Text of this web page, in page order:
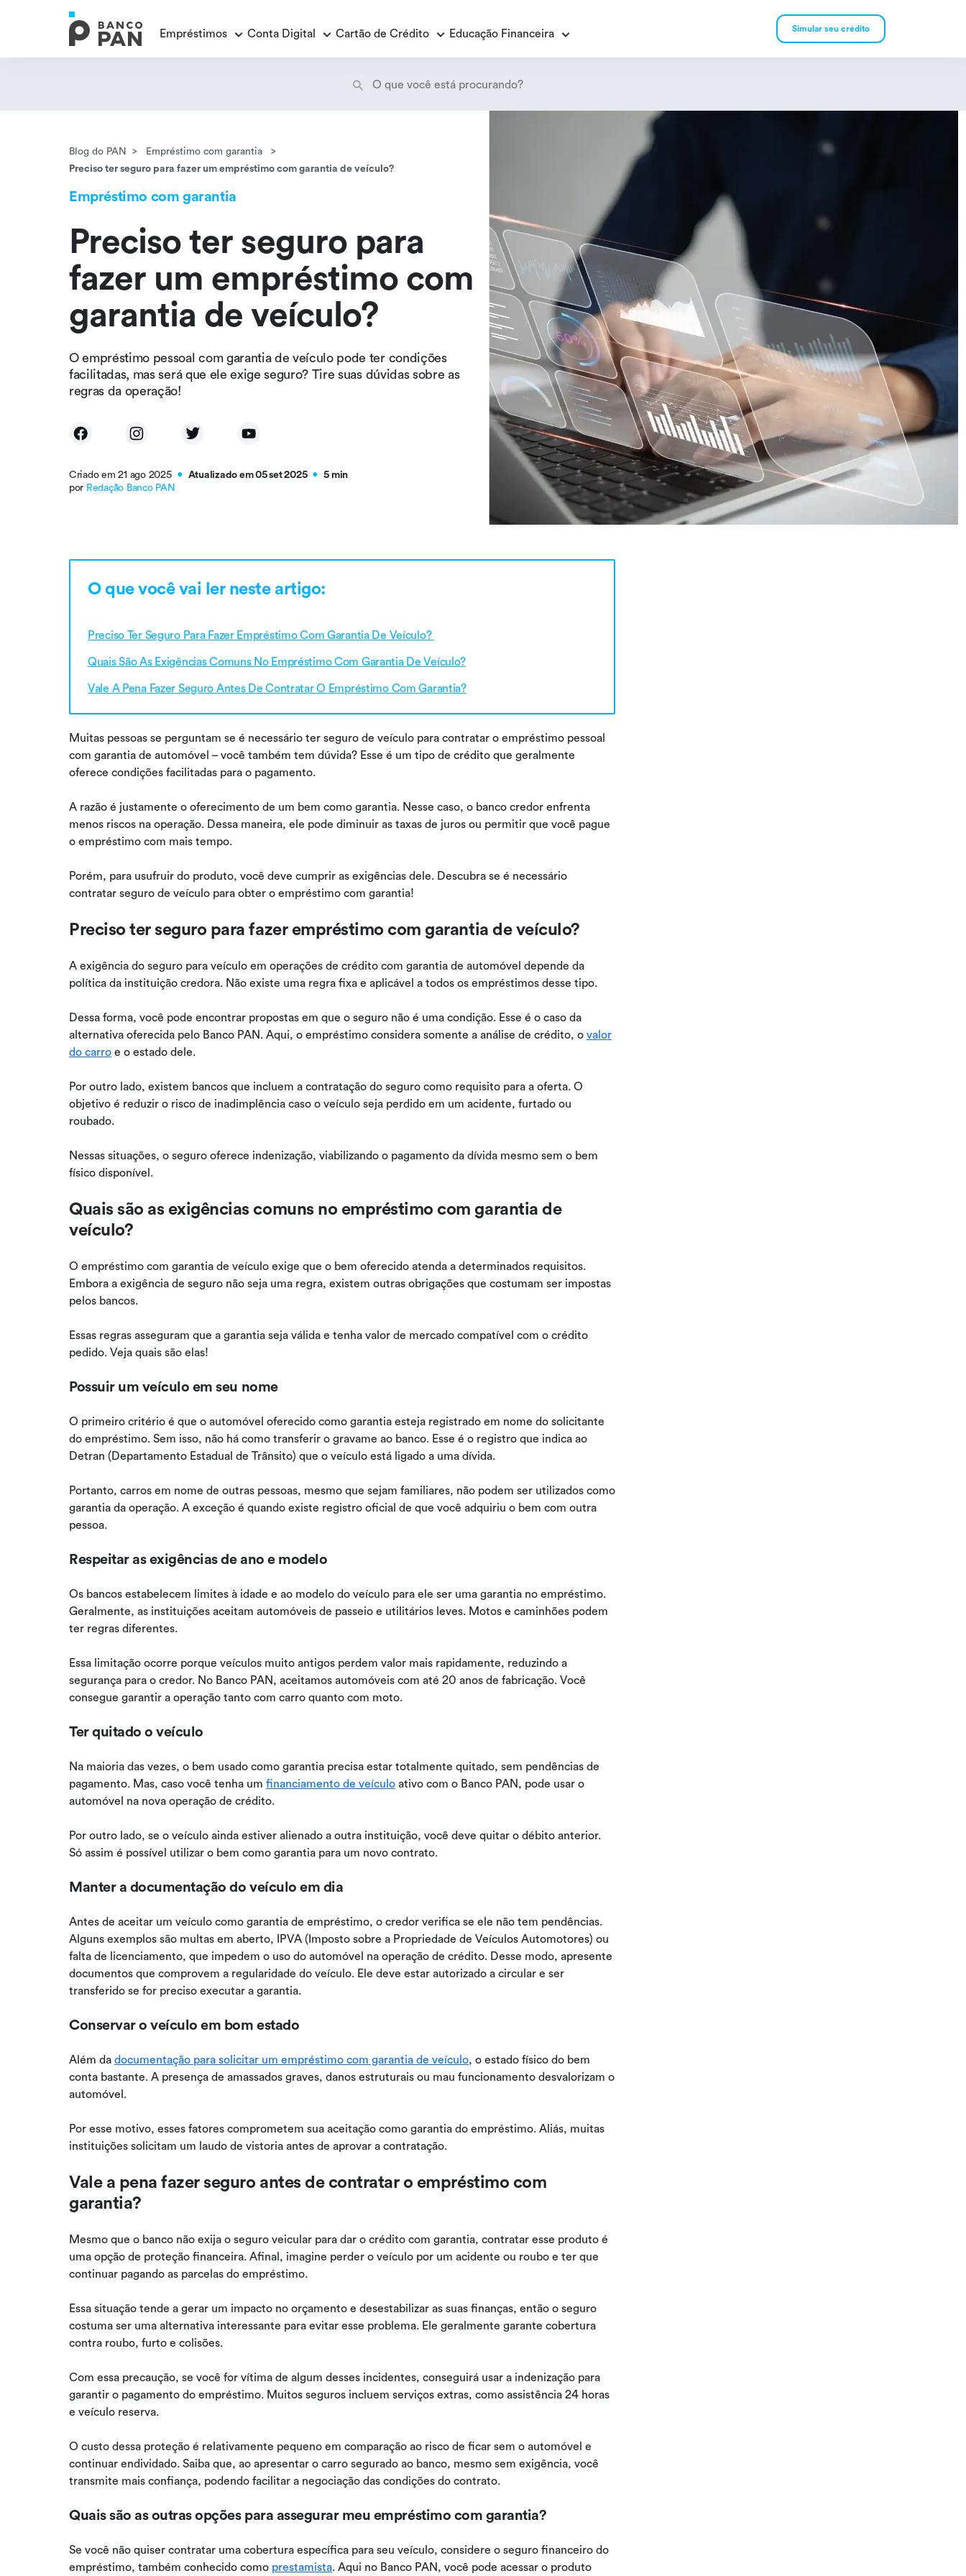
Empréstimos
Empréstimo Consignado
Empréstimo com Garantia Empréstimo Consignado Loas
Empréstimo Consignado
Privado
Conta Digital Cartão de Crédito Educação Financeira Simular seu crédito
Encontramosresultados
Blog do PAN
Empréstimo com garantia
Preciso ter seguro para fazer um empréstimo com garantia de veículo?
Empréstimo com garantia
Preciso ter seguro para
fazer um empréstimo com
garantia de veículo?
O empréstimo pessoal com garantia de veículo pode ter condições
facilitadas, mas será que ele exige seguro? Tire suas dúvidas sobre as
regras da operação!
Criado em 21 ago 2025 ● Atualizado em 05 set 2025 ●
5 min
por Redação Banco PAN
O que você vai ler neste artigo:
Preciso Ter Seguro Para Fazer Empréstimo Com Garantia De Veículo?
Quais São As Exigências Comuns No Empréstimo Com Garantia De Veículo?
Vale A Pena Fazer Seguro Antes De Contratar O Empréstimo Com Garantia?
Muitas pessoas se perguntam se é necessário ter seguro de veículo para contratar o empréstimo pessoal
com garantia de automóvel – você também tem dúvida? Esse é um tipo de crédito que geralmente
oferece condições facilitadas para o pagamento.
A razão é justamente o oferecimento de um bem como garantia. Nesse caso, o banco credor enfrenta
menos riscos na operação. Dessa maneira, ele pode diminuir as taxas de juros ou permitir que você pague
o empréstimo com mais tempo.
Porém, para usufruir do produto, você deve cumprir as exigências dele. Descubra se é necessário
contratar seguro de veículo para obter o empréstimo com garantia!
Preciso ter seguro para fazer empréstimo com garantia de veículo?
A exigência do seguro para veículo em operações de crédito com garantia de automóvel depende da
política da instituição credora. Não existe uma regra fixa e aplicável a todos os empréstimos desse tipo.
Dessa forma, você pode encontrar propostas em que o seguro não é uma condição. Esse é o caso da
alternativa oferecida pelo Banco PAN. Aqui, o empréstimo considera somente a análise de crédito, o valor
do carro e o estado dele.
Por outro lado, existem bancos que incluem a contratação do seguro como requisito para a oferta. O
objetivo é reduzir o risco de inadimplência caso o veículo seja perdido em um acidente, furtado ou
roubado.
Nessas situações, o seguro oferece indenização, viabilizando o pagamento da dívida mesmo sem o bem
físico disponível.
Quais são as exigências comuns no empréstimo com garantia de
veículo?
O empréstimo com garantia de veículo exige que o bem oferecido atenda a determinados requisitos.
Embora a exigência de seguro não seja uma regra, existem outras obrigações que costumam ser impostas
pelos bancos.
Essas regras asseguram que a garantia seja válida e tenha valor de mercado compatível com o crédito
pedido. Veja quais são elas!
Possuir um veículo em seu nome
O primeiro critério é que o automóvel oferecido como garantia esteja registrado em nome do solicitante
do empréstimo. Sem isso, não há como transferir o gravame ao banco. Esse é o registro que indica ao
Detran (Departamento Estadual de Trânsito) que o veículo está ligado a uma dívida.
Portanto, carros em nome de outras pessoas, mesmo que sejam familiares, não podem ser utilizados como
garantia da operação. A exceção é quando existe registro oficial de que você adquiriu o bem com outra
pessoa.
Respeitar as exigências de ano e modelo
Os bancos estabelecem limites à idade e ao modelo do veículo para ele ser uma garantia no empréstimo.
Geralmente, as instituições aceitam automóveis de passeio e utilitários leves. Motos e caminhões podem
ter regras diferentes.
Essa limitação ocorre porque veículos muito antigos perdem valor mais rapidamente, reduzindo a
segurança para o credor. No Banco PAN, aceitamos automóveis com até 20 anos de fabricação. Você
consegue garantir a operação tanto com carro quanto com moto.
Ter quitado o veículo
Na maioria das vezes, o bem usado como garantia precisa estar totalmente quitado, sem pendências de
pagamento. Mas, caso você tenha um financiamento de veículo ativo com o Banco PAN, pode usar o
automóvel na nova operação de crédito.
Por outro lado, se o veículo ainda estiver alienado a outra instituição, você deve quitar o débito anterior.
Só assim é possível utilizar o bem como garantia para um novo contrato.
Manter a documentação do veículo em dia
Antes de aceitar um veículo como garantia de empréstimo, o credor verifica se ele não tem pendências.
Alguns exemplos são multas em aberto, IPVA (Imposto sobre a Propriedade de Veículos Automotores) ou
falta de licenciamento, que impedem o uso do automóvel na operação de crédito. Desse modo, apresente
documentos que comprovem a regularidade do veículo. Ele deve estar autorizado a circular e ser
transferido se for preciso executar a garantia.
Conservar o veículo em bom estado
Além da documentação para solicitar um empréstimo com garantia de veículo, o estado físico do bem
conta bastante. A presença de amassados graves, danos estruturais ou mau funcionamento desvalorizam o
automóvel.
Por esse motivo, esses fatores comprometem sua aceitação como garantia do empréstimo. Aliás, muitas
instituições solicitam um laudo de vistoria antes de aprovar a contratação.
Vale a pena fazer seguro antes de contratar o empréstimo com
garantia?
Mesmo que o banco não exija o seguro veicular para dar o crédito com garantia, contratar esse produto é
uma opção de proteção financeira. Afinal, imagine perder o veículo por um acidente ou roubo e ter que
continuar pagando as parcelas do empréstimo.
Essa situação tende a gerar um impacto no orçamento e desestabilizar as suas finanças, então o seguro
costuma ser uma alternativa interessante para evitar esse problema. Ele geralmente garante cobertura
contra roubo, furto e colisões.
Com essa precaução, se você for vítima de algum desses incidentes, conseguirá usar a indenização para
garantir o pagamento do empréstimo. Muitos seguros incluem serviços extras, como assistência 24 horas
e veículo reserva.
O custo dessa proteção é relativamente pequeno em comparação ao risco de ficar sem o automóvel e
continuar endividado. Saiba que, ao apresentar o carro segurado ao banco, mesmo sem exigência, você
transmite mais confiança, podendo facilitar a negociação das condições do contrato.
Quais são as outras opções para assegurar meu empréstimo com garantia?
Se você não quiser contratar uma cobertura específica para seu veículo, considere o seguro financeiro do
empréstimo, também conhecido como prestamista. Aqui no Banco PAN, você pode acessar o produto